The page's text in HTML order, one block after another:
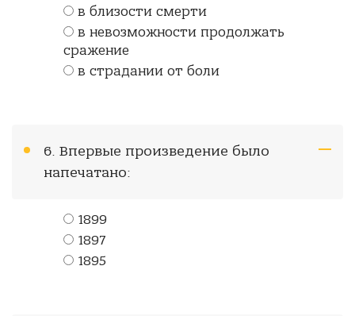
в близости смерти
в невозможности продолжать
сражение
в страдании от боли
6. Впервые произведение было
напечатано:
1899
1897
1895